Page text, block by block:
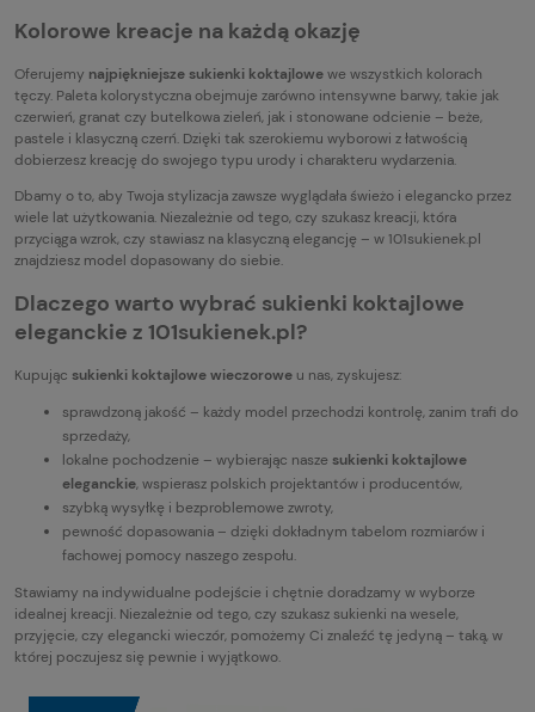
Kolorowe kreacje na każdą okazję
Oferujemy najpiękniejsze sukienki koktajlowewe wszystkich kolorach
tęczy. Paleta kolorystyczna obejmuje zarówno intensywne barwy, takie jak
czerwień, granat czy butelkowa zieleń, jak i stonowane odcienie – beże,
pastele i klasyczną czerń. Dzięki tak szerokiemu wyborowi z łatwością
dobierzesz kreację do swojego typu urody i charakteru wydarzenia.
Dbamy o to, aby Twoja stylizacja zawsze wyglądała świeżo i elegancko przez
wiele lat użytkowania. Niezależnie od tego, czy szukasz kreacji, która
przyciąga wzrok, czy stawiasz na klasyczną elegancję – w 101sukienek.pl
znajdziesz model dopasowany do siebie.
Dlaczego warto wybrać sukienki koktajlowe
eleganckie z 101sukienek.pl?
Kupując sukienki koktajlowe wieczorowe u nas, zyskujesz:
sprawdzoną jakość – każdy model przechodzi kontrolę, zanim trafi do
sprzedaży,
lokalne pochodzenie – wybierając nasze sukienki koktajlowe
eleganckie, wspierasz polskich projektantów i producentów,
szybką wysyłkę i bezproblemowe zwroty,
pewność dopasowania – dzięki dokładnym tabelom rozmiarów i
fachowej pomocy naszego zespołu.
Stawiamy na indywidualne podejście i chętnie doradzamy w wyborze
idealnej kreacji. Niezależnie od tego, czy szukasz sukienki na wesele,
przyjęcie, czy elegancki wieczór, pomożemy Ci znaleźć tę jedyną – taką, w
której poczujesz się pewnie i wyjątkowo.